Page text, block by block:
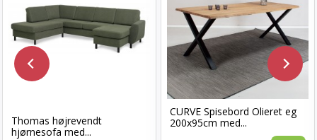
Thomas højrevendt
hjørnesofa med...
CURVE Spisebord Olieret eg
200x95cm med...